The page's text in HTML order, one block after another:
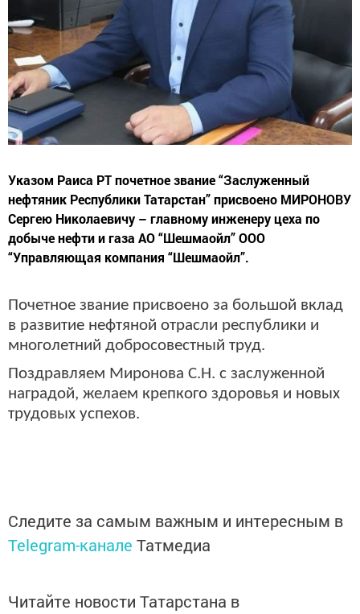
Указом Раиса РТ почетное звание “Заслуженный
нефтяник Республики Татарстан” присвоено МИРОНОВУ
Сергею Николаевичу – главному инженеру цеха по
добыче нефти и газа АО “Шешмаойл” ООО
“Управляющая компания “Шешмаойл”.
Почетное звание присвоено за большой вклад
в развитие нефтяной отрасли республики и
многолетний добросовестный труд.
Поздравляем Миронова С.Н. с заслуженной
наградой, желаем крепкого здоровья и новых
трудовых успехов.
Следите за самым важным и интересным в
Telegram-канале Татмедиа
Читайте новости Татарстана в